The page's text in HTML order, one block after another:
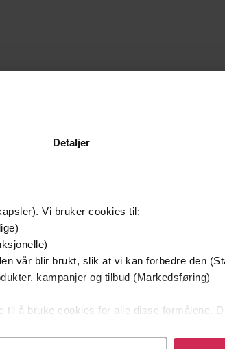
Detaljer
Vi bruker cookies til:
vår blir brukt, slik at vi kan forbedre den
kampanjer og tilbud (Markedsføring)
til å bruke cookies for alle disse formålene.
Du kan når som helst trekke
Premium